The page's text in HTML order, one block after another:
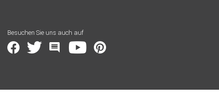
Besuchen Sie uns auch auf